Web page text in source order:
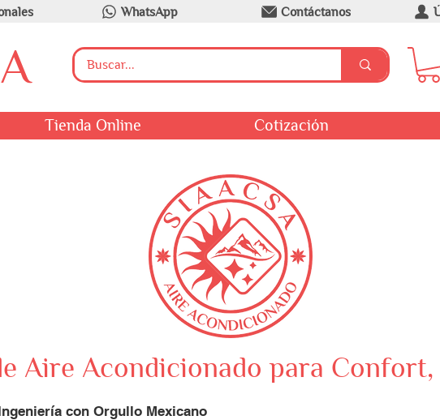
WhatsApp Contáctanos
Tienda Online Cotización
Aire Acondicionado para Confort,
con Orgullo Mexicano